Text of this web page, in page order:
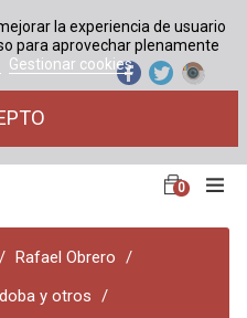
0
la experiencia de usuario
para aprovechar plenamente
Gestionar cookies
Rafael Obrero
y otros